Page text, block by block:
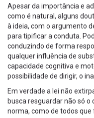
Apesar da importância e
como é natural, alguns
à ideia, com o argumento
para tipificar a conduta.
conduzindo de forma
qualquer influência de
capacidade cognitiva e
possibilidade de dirigir, o
Em verdade a lei não
busca resguardar não só o
norma, como de todos